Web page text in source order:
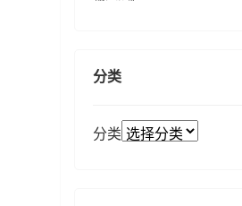
分类
分类